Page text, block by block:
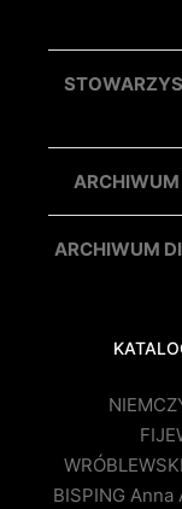
ARCHIWUM
BISPING